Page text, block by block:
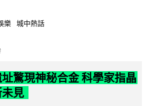
樂 城中熱話
驚現神秘合金 科學家指晶
見